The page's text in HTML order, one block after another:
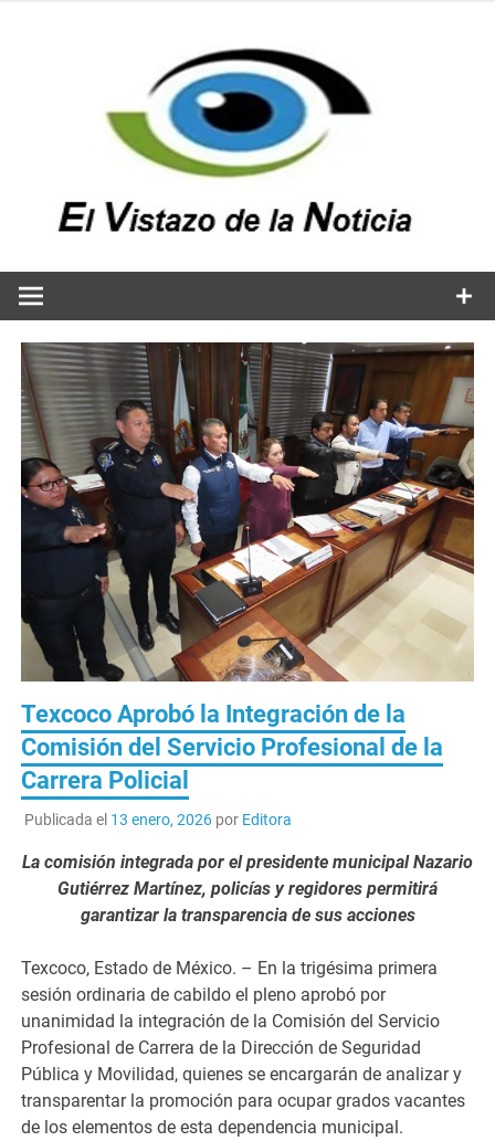
Texcoco Aprobó la Integración de la
Comisión del Servicio Profesional de la
Carrera Policial
Publicada el 13 enero, 2026por Editora
La comisión integrada por el presidente municipal Nazario
Gutiérrez Martínez, policías y regidores permitirá
garantizar la transparencia de sus acciones
Texcoco, Estado de México. – En la trigésima primera
sesión ordinaria de cabildo el pleno aprobó por
unanimidad la integración de la Comisión del Servicio
Profesional de Carrera de la Dirección de Seguridad
Pública y Movilidad, quienes se encargarán de analizar y
transparentar la promoción para ocupar grados vacantes
de los elementos de esta dependencia municipal.